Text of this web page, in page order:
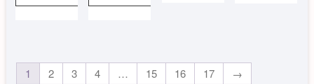
1 2 3 4 … 15 16 17 →